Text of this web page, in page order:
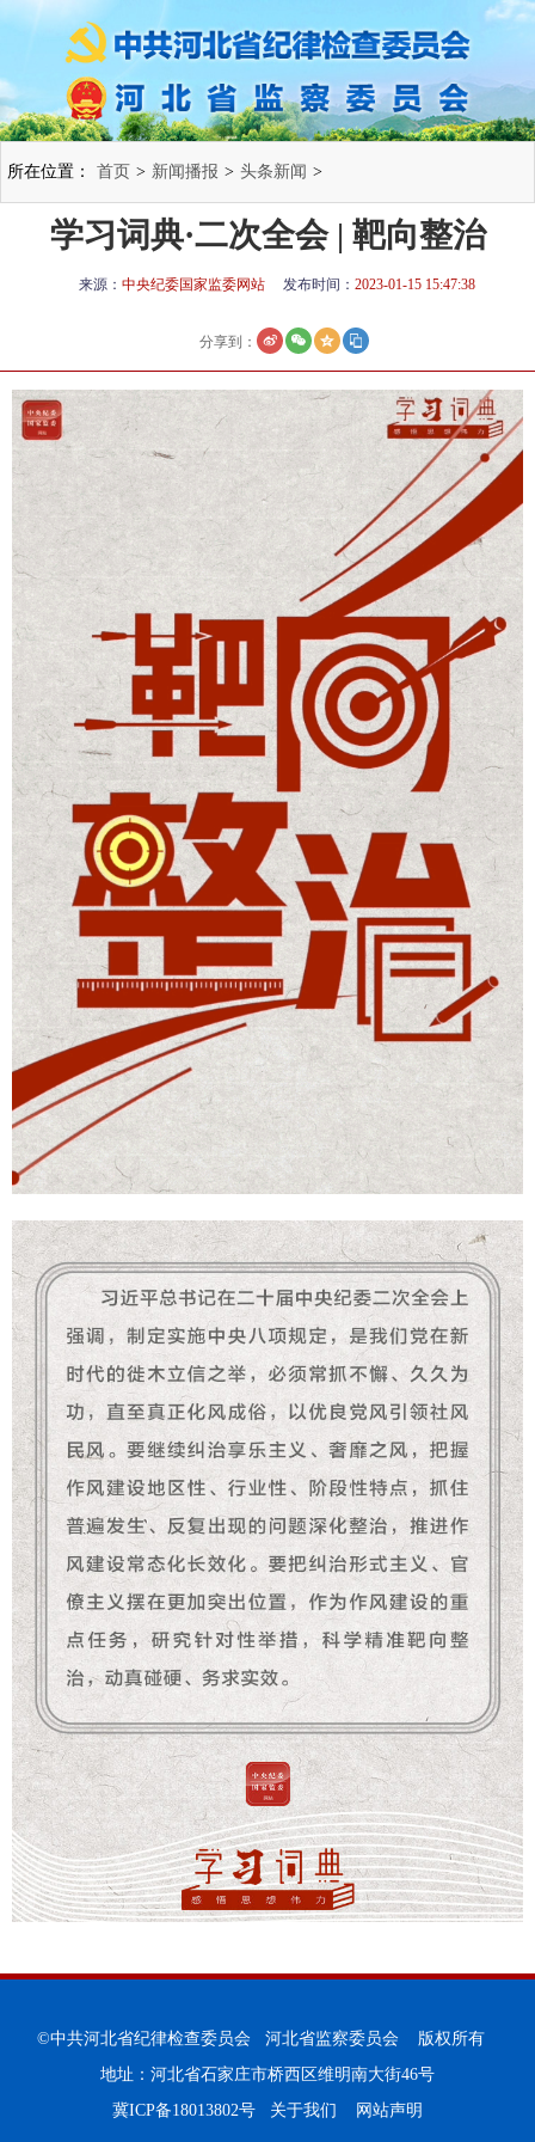
所在位置： 首页 > 新闻播报 > 头条新闻 >
学习词典·二次全会 | 靶向整治
来源： 中央纪委国家监委网站 发布时间： 2023-01-15 15:47:38
分享到：
©中共河北省纪律检查委员会 河北省监察委员会 版权所有
地址：河北省石家庄市桥西区维明南大街46号
冀ICP备18013802号
关于我们 网站声明